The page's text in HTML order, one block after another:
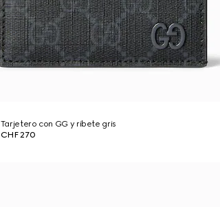
Tarjetero con GG y ribete gris
CHF 270